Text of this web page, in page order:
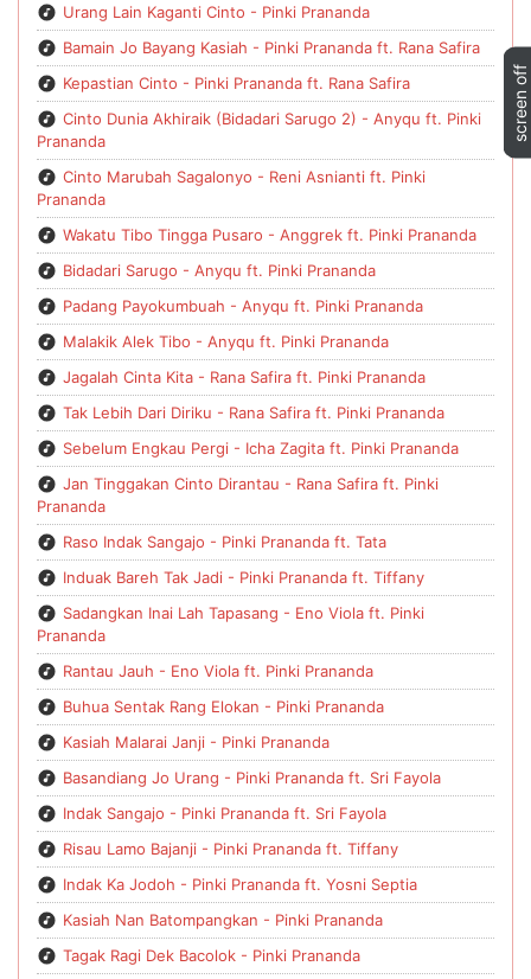
Urang Lain Kaganti Cinto - Pinki Prananda
Bamain Jo Bayang Kasiah - Pinki Prananda ft. Rana Safira
Kepastian Cinto - Pinki Prananda ft. Rana Safira
Cinto Dunia Akhiraik (Bidadari Sarugo 2) - Anyqu ft. Pinki
Prananda
Cinto Marubah Sagalonyo - Reni Asnianti ft. Pinki
Prananda
Wakatu Tibo Tingga Pusaro - Anggrek ft. Pinki Prananda
Bidadari Sarugo - Anyqu ft. Pinki Prananda
Padang Payokumbuah - Anyqu ft. Pinki Prananda
Malakik Alek Tibo - Anyqu ft. Pinki Prananda
Jagalah Cinta Kita - Rana Safira ft. Pinki Prananda
Tak Lebih Dari Diriku - Rana Safira ft. Pinki Prananda
Sebelum Engkau Pergi - Icha Zagita ft. Pinki Prananda
Jan Tinggakan Cinto Dirantau - Rana Safira ft. Pinki
Prananda
Raso Indak Sangajo - Pinki Prananda ft. Tata
Induak Bareh Tak Jadi - Pinki Prananda ft. Tiffany
Sadangkan Inai Lah Tapasang - Eno Viola ft. Pinki
Prananda
Rantau Jauh - Eno Viola ft. Pinki Prananda
Buhua Sentak Rang Elokan - Pinki Prananda
Kasiah Malarai Janji - Pinki Prananda
Basandiang Jo Urang - Pinki Prananda ft. Sri Fayola
Indak Sangajo - Pinki Prananda ft. Sri Fayola
Risau Lamo Bajanji - Pinki Prananda ft. Tiffany
Indak Ka Jodoh - Pinki Prananda ft. Yosni Septia
Kasiah Nan Batompangkan - Pinki Prananda
Tagak Ragi Dek Bacolok - Pinki Prananda